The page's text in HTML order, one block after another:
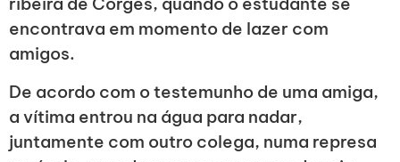
encontrava em momento de lazer com
amigos.
De acordo com o testemunho de uma amiga,
a vítima entrou na água para nadar,
juntamente com outro colega, numa represa